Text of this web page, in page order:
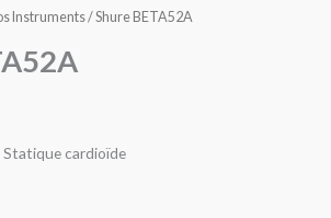
Instruments/ Shure BETA52A
cardioïde